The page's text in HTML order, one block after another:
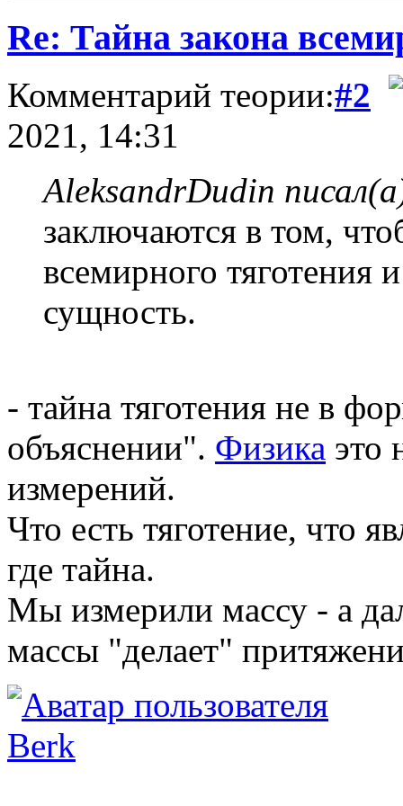
Re: Тайна закона
Комментарий теории:#2
2021, 14:31
AleksandrDudin
заключаются в том,
всемирного тяготения
сущность.
- тайна тяготения не в
объяснении". Физика это
измерений.
Что есть тяготение, что
где тайна.
Мы измерили массу - а
массы "делает"
Berk